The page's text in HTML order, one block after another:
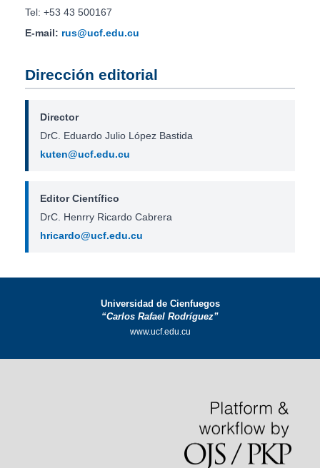
Tel: +53 43 500167
E-mail: rus@ucf.edu.cu
Dirección editorial
Director
DrC. Eduardo Julio López Bastida
kuten@ucf.edu.cu
Editor Científico
DrC. Henrry Ricardo Cabrera
hricardo@ucf.edu.cu
Universidad de Cienfuegos
“Carlos Rafael Rodríguez”
www.ucf.edu.cu